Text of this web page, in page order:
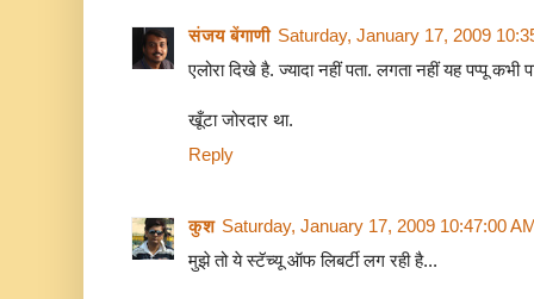
संजय बेंगाणी Saturday, January 17, 2009
एलोरा दिखे है. ज्यादा नहीं पता. लगता नहीं यह पप्पू कभी
खूँटा जोरदार था.
Reply
कुश Saturday, January 17, 2009 10:47:00
मुझे तो ये स्टॅच्यू ऑफ लिबर्टी लग रही है...